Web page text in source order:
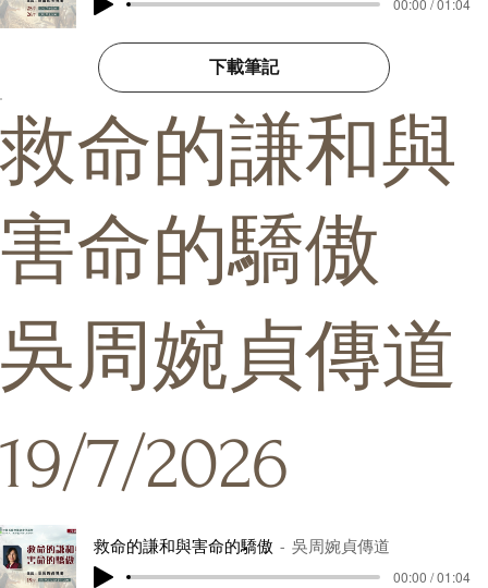
00:00 / 01:04
下載筆記
19/7/2026
吳周婉貞傳道
救命的謙和與
害命的驕傲
救命的謙和與害命的驕傲
吳周婉貞傳道
00:00 / 01:04